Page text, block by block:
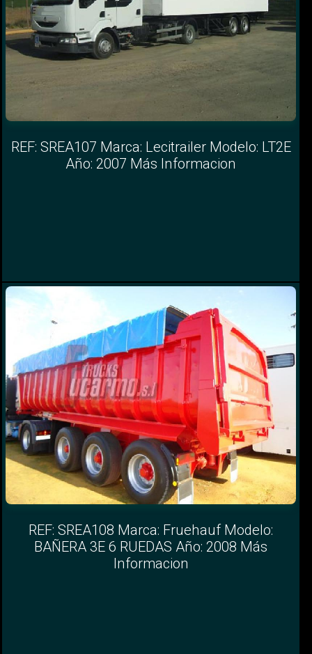
REF: SREA107 Marca: Lecitrailer Modelo: LT2E
Año: 2007 Más Informacion
REF: SREA108 Marca: Fruehauf Modelo:
BAÑERA 3E 6 RUEDAS Año: 2008 Más
Informacion